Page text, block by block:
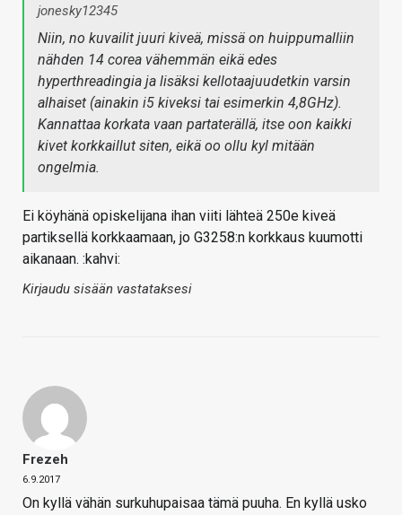
jonesky12345
Niin, no kuvailit juuri kiveä, missä on huippumalliin
nähden 14 corea vähemmän eikä edes
hyperthreadingia ja lisäksi kellotaajuudetkin varsin
alhaiset (ainakin i5 kiveksi tai esimerkin 4,8GHz).
Kannattaa korkata vaan partaterällä, itse oon kaikki
kivet korkkaillut siten, eikä oo ollu kyl mitään
ongelmia.
Ei köyhänä opiskelijana ihan viiti lähteä 250e kiveä
partiksellä korkkaamaan, jo G3258:n korkkaus kuumotti
aikanaan. :kahvi:
Kirjaudu sisään vastataksesi
Frezeh
6.9.2017
On kyllä vähän surkuhupaisaa tämä puuha. En kyllä usko